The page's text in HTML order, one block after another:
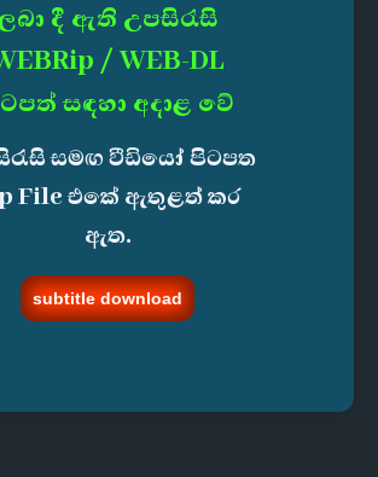
දී ඇති උපසිරැසි
/ WEB-DL
සඳහා අදාළ වේ
සමඟ වීඩියෝ පිටපත
File එකේ ඇතුළත් කර
ඇත.
subtitle download